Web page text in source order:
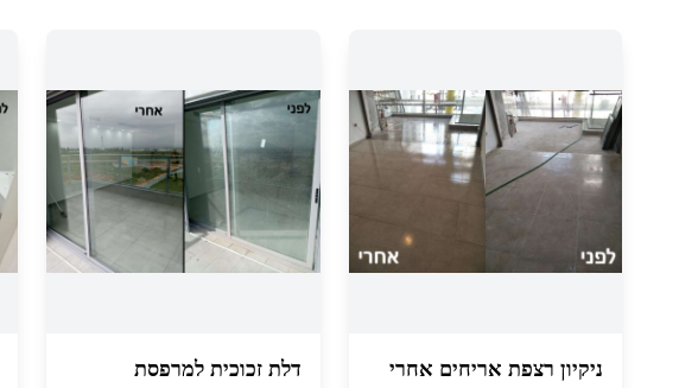
ניקיון רצפת אריחים אחרי
דלת זכוכית למרפסת